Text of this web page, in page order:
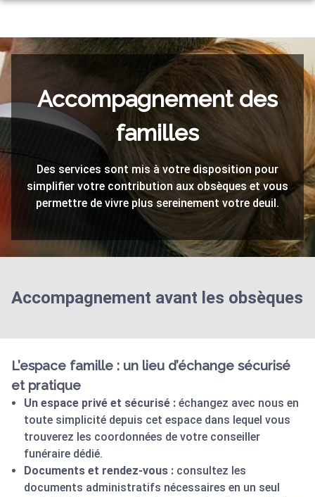
PREVOYANCE
NOS AGENCES
LE PERRAY-EN-YVELINES
NOTRE CHAMBRE FUNERAIRE
ESPACES HOMMAGES
SERVICES AUX FAMILLES
TRANSMETTEZ VOS SOUVENIRS
Accompagnement des
familles
Des services sont mis à votre disposition pour
simplifier votre contribution aux obsèques et vous
permettre de vivre plus sereinement votre deuil.
Accompagnement avant les obsèques
L’espace famille : un lieu d’échange sécurisé
et pratique
Un espace privé et sécurisé : échangez avec nous en
toute simplicité depuis cet espace dans lequel vous
trouverez les coordonnées de votre conseiller
funéraire dédié.
Documents et rendez-vous : consultez les
documents administratifs nécessaires en un seul